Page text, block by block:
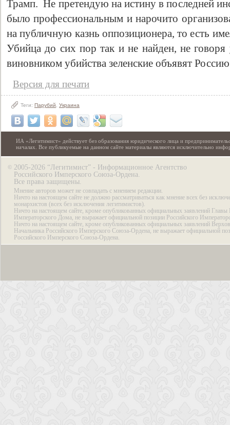
Трамп. Не претендую на истину в последней
было профессиональным и нарочито
на публичную казнь оппозиционера, то есть
Убийца до сих пор так и не найден, не
виновником убийства зеленские объявят
Версия для печати
Теги: Парубий Украина
ИА «Легитимист» действует без образования юридического лица и
началах. Все публикуемые на данном сайте материалы являются исключительно
© 2005-2026 “Легитимист” - Информационное Агентство
Российского Имперского Союза-Ордена.
Все права защищены.
Мнение авторов может не совпадать с мнением редакции.
Ничто на настоящем сайте не должно рассматриваться как мнение всех без
монархистов (всех без исключения легитимистов).
Ничто на настоящем сайте, кроме опубликованных официальных заявлений Главы
Императорского Дома, не выражает официальной позиции Российского
Ничто на настоящем сайте, кроме опубликованных официальных заявлений
Начальника Российского Имперского Союза-Ордена, не выражает официальной
Российского Имперского Союза-Ордена.